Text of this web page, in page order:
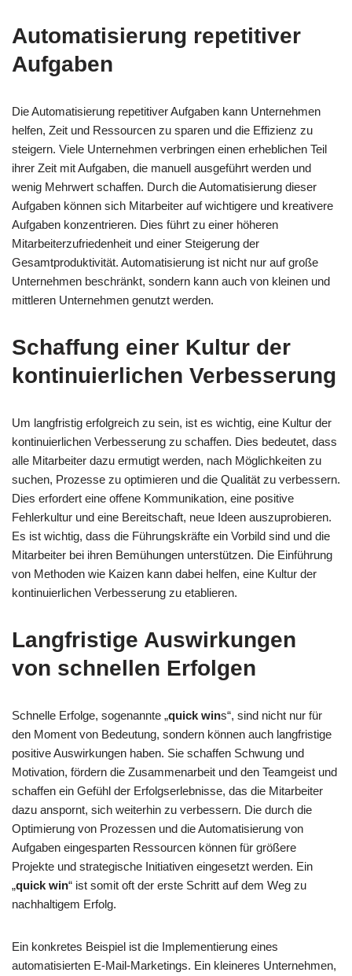
Automatisierung repetitiver
Aufgaben
Die Automatisierung repetitiver Aufgaben kann Unternehmen
helfen, Zeit und Ressourcen zu sparen und die Effizienz zu
steigern. Viele Unternehmen verbringen einen erheblichen Teil
ihrer Zeit mit Aufgaben, die manuell ausgeführt werden und
wenig Mehrwert schaffen. Durch die Automatisierung dieser
Aufgaben können sich Mitarbeiter auf wichtigere und kreativere
Aufgaben konzentrieren. Dies führt zu einer höheren
Mitarbeiterzufriedenheit und einer Steigerung der
Gesamtproduktivität. Automatisierung ist nicht nur auf große
Unternehmen beschränkt, sondern kann auch von kleinen und
mittleren Unternehmen genutzt werden.
Schaffung einer Kultur der
kontinuierlichen Verbesserung
Um langfristig erfolgreich zu sein, ist es wichtig, eine Kultur der
kontinuierlichen Verbesserung zu schaffen. Dies bedeutet, dass
alle Mitarbeiter dazu ermutigt werden, nach Möglichkeiten zu
suchen, Prozesse zu optimieren und die Qualität zu verbessern.
Dies erfordert eine offene Kommunikation, eine positive
Fehlerkultur und eine Bereitschaft, neue Ideen auszuprobieren.
Es ist wichtig, dass die Führungskräfte ein Vorbild sind und die
Mitarbeiter bei ihren Bemühungen unterstützen. Die Einführung
von Methoden wie Kaizen kann dabei helfen, eine Kultur der
kontinuierlichen Verbesserung zu etablieren.
Langfristige Auswirkungen
von schnellen Erfolgen
Schnelle Erfolge, sogenannte „quick wins“, sind nicht nur für
den Moment von Bedeutung, sondern können auch langfristige
positive Auswirkungen haben. Sie schaffen Schwung und
Motivation, fördern die Zusammenarbeit und den Teamgeist und
schaffen ein Gefühl der Erfolgserlebnisse, das die Mitarbeiter
dazu anspornt, sich weiterhin zu verbessern. Die durch die
Optimierung von Prozessen und die Automatisierung von
Aufgaben eingesparten Ressourcen können für größere
Projekte und strategische Initiativen eingesetzt werden. Ein
„quick win“ ist somit oft der erste Schritt auf dem Weg zu
nachhaltigem Erfolg.
Ein konkretes Beispiel ist die Implementierung eines
automatisierten E-Mail-Marketings. Ein kleineres Unternehmen,